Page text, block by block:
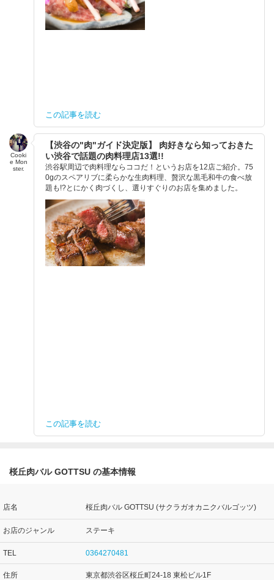
この記事を読む
Cooki
e Mon
ster.
【渋谷の"肉"ガイド決定版】 肉好きなら知っておきた
い渋谷で話題の肉料理店13選!!
渋谷駅周辺で肉料理ならココだ！というお店を12店ご紹介。75
0gのスペアリブに柔らかな生肉料理、贅沢な黒毛和牛の食べ放
題も!?とにかく肉づくし、選りすぐりのお店を集めました。
この記事を読む
桜丘肉バル GOTTSU の基本情報
店名 桜丘肉バル GOTTSU (サクラガオカニクバルゴッツ)
お店のジャンル ステーキ
TEL 0364270481
住所 東京都渋谷区桜丘町24-18 東松ビル1F